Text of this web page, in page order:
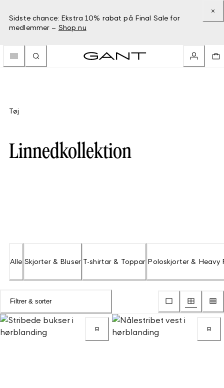
Sidste chance: Ekstra 10% rabat på Final Sale for
medlemmer – Shop nu
Tøj
Linnedkollektion
Alle Skjorter & Bluser T-shirtar & Toppar Poloskjorter & Heavy
Filtrer & sorter